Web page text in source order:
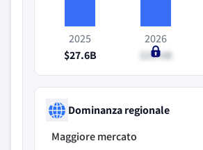
2025
$27.6B
2026
$29.6B
Dominanza regionale
Maggiore mercato